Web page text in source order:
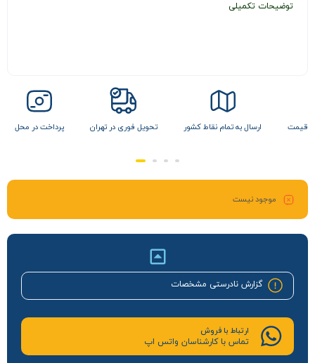
توضیحات تکمیلی
قیمت ارسال به تمام نقاط کشور تحویل فوری در تهران پرداخت در محل
موجود نیست
گزارش نادرستی مشخصات
ارتباط با فروش
تماس با کارشناسان واتس اپ